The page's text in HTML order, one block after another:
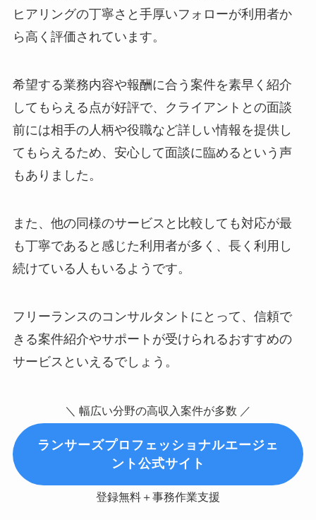
ヒアリングの丁寧さと手厚いフォローが利用者か
ら高く評価されています。
希望する業務内容や報酬に合う案件を素早く紹介
してもらえる点が好評で、クライアントとの面談
前には相手の人柄や役職など詳しい情報を提供し
てもらえるため、安心して面談に臨めるという声
もありました。
また、他の同様のサービスと比較しても対応が最
も丁寧であると感じた利用者が多く、長く利用し
続けている人もいるようです。
フリーランスのコンサルタントにとって、信頼で
きる案件紹介やサポートが受けられるおすすめの
サービスといえるでしょう。
＼ 幅広い分野の高収入案件が多数 ／
ランサーズプロフェッショナルエージェ
ント公式サイト
登録無料＋事務作業支援